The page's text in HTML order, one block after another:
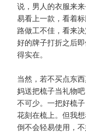
说，男人的衣服来
易看上一款，看着
路做工不佳，看来
好的牌子打折之后
得实在。
当然，若不买点东
妈送把梳子当礼物
不可少。一把好梳
花刻在梳上。但我
倒不会轻易使用，